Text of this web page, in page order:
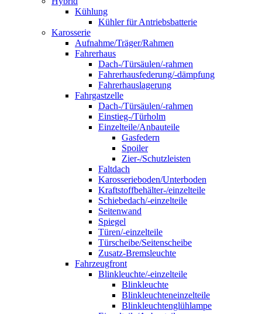
Kühlung
Kühler für Antriebsbatterie
Karosserie
Aufnahme/Träger/Rahmen
Fahrerhaus
Dach-/Türsäulen/-rahmen
Fahrerhausfederung/-dämpfung
Fahrerhauslagerung
Fahrgastzelle
Dach-/Türsäulen/-rahmen
Einstieg-/Türholm
Einzelteile/Anbauteile
Gasfedern
Spoiler
Zier-/Schutzleisten
Faltdach
Karosserieboden/Unterboden
Kraftstoffbehälter-/einzelteile
Schiebedach/-einzelteile
Seitenwand
Spiegel
Türen/-einzelteile
Türscheibe/Seitenscheibe
Zusatz-Bremsleuchte
Fahrzeugfront
Blinkleuchte/-einzelteile
Blinkleuchte
Blinkleuchteneinzelteile
Blinkleuchtenglühlampe